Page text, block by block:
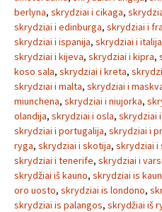
berlyna, skrydziai i cikaga,
skrydziai i edinburga, skrydziai i
skrydziai i ispanija, skrydziai i italija
skrydziai i kijeva, skrydziai i kipra,
koso sala, skrydziai i kreta,
skrydziai i malta, skrydziai i
miunchena, skrydziai i niujorka,
olandija, skrydziai i osla, skrydziai
skrydziai i portugalija, skrydziai i
ryga, skrydziai i skotija, skrydziai i
skrydziai i tenerife, skrydziai i
skrydžiai iš kauno, skrydziai is
oro uosto, skrydziai is londono,
skrydziai is palangos, skrydžiai iš